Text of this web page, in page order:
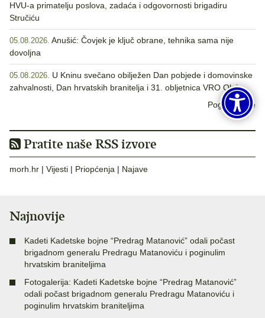
HVU-a primatelju poslova, zadaća i odgovornosti brigadiru
Stručiću
05.08.2026. Anušić: Čovjek je ključ obrane, tehnika sama nije
dovoljna
05.08.2026. U Kninu svečano obilježen Dan pobjede i domovinske
zahvalnosti, Dan hrvatskih branitelja i 31. obljetnica VRO Oluja
Pogledaj sve
Pratite naše RSS izvore
morh.hr | Vijesti | Priopćenja | Najave
Najnovije
Kadeti Kadetske bojne “Predrag Matanović” odali počast
brigadnom generalu Predragu Matanoviću i poginulim
hrvatskim braniteljima
Fotogalerija: Kadeti Kadetske bojne “Predrag Matanović”
odali počast brigadnom generalu Predragu Matanoviću i
poginulim hrvatskim braniteljima